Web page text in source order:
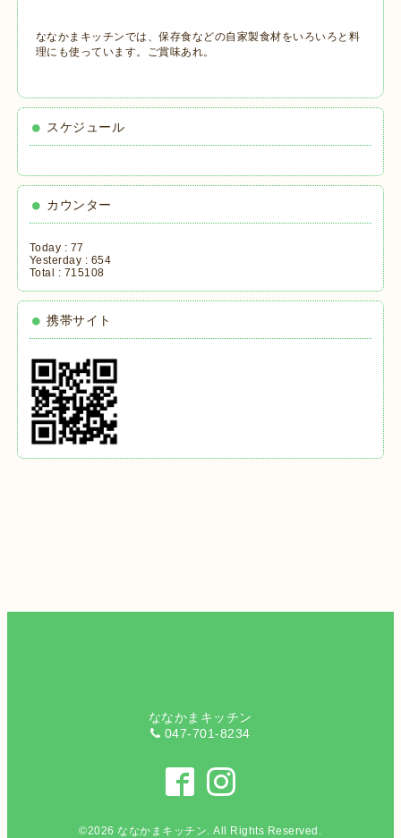
ななかまキッチンでは、保存食などの自家製食材をいろいろと料
理にも使っています。ご賞味あれ。
スケジュール
カウンター
Today : 77
Yesterday : 654
Total : 715108
携帯サイト
ななかまキッチン
047-701-8234
©2026 ななかまキッチン. All Rights Reserved.